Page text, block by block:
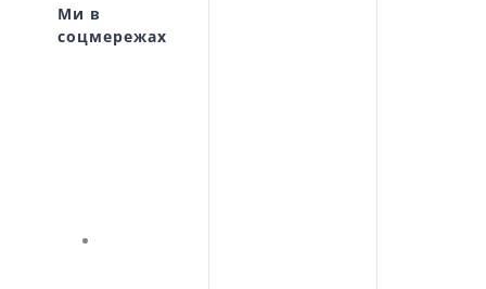
Ми в
соцмережах